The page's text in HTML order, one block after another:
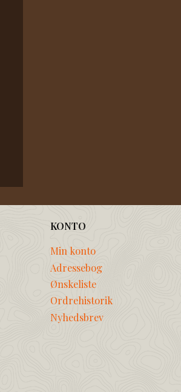
KONTO
Min konto
Adressebog
Ønskeliste
Ordrehistorik
Nyhedsbrev